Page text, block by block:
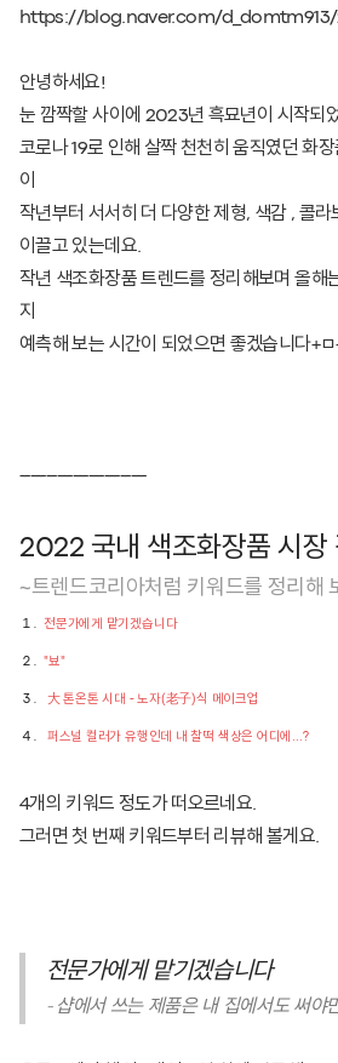
https://blog.naver.com/d_domtm913/
안녕하세요!
눈 깜짝할 사이에 2023년 흑묘년이 시작되
코로나 19로 인해 살짝 천천히 움직였던 화
이
작년부터 서서히 더 다양한 제형, 색감 , 콜
이끌고 있는데요.
작년 색조화장품 트렌드를 정리해보며 올해
지
예측해 보는 시간이 되었으면 좋겠습니다+ㅁ
------------------------
2022 국내 색조화장품 시장
~트렌드코리아처럼 키워드를 정리해
전문가에게 맡기겠습니다
"뵤"
大 톤온톤 시대 - 노자(老子)식 메이크업
퍼스널 컬러가 유행인데 내 찰떡 색상은 어디에...?
4개의 키워드 정도가 떠오르네요.
그러면 첫 번째 키워드부터 리뷰해 볼게요.
전문가에게 맡기겠습니다
-샵에서 쓰는 제품은 내 집에서도 써야